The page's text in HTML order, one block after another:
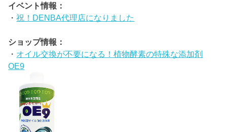
イベント情報：
・祝！DENBA代理店になりました
ショップ情報：
・ オイル交換が不要になる！植物酵素の特殊な添加剤
OE9